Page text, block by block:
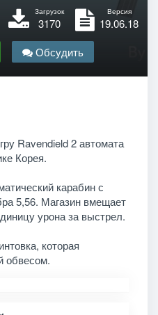
Загрузок
3170
Версия
19.06.18
Обсудить
Ravendield 2 автомата
Корея.
карабин с
5,56. Магазин вмещает
урона за выстрел.
которая
обвесом.